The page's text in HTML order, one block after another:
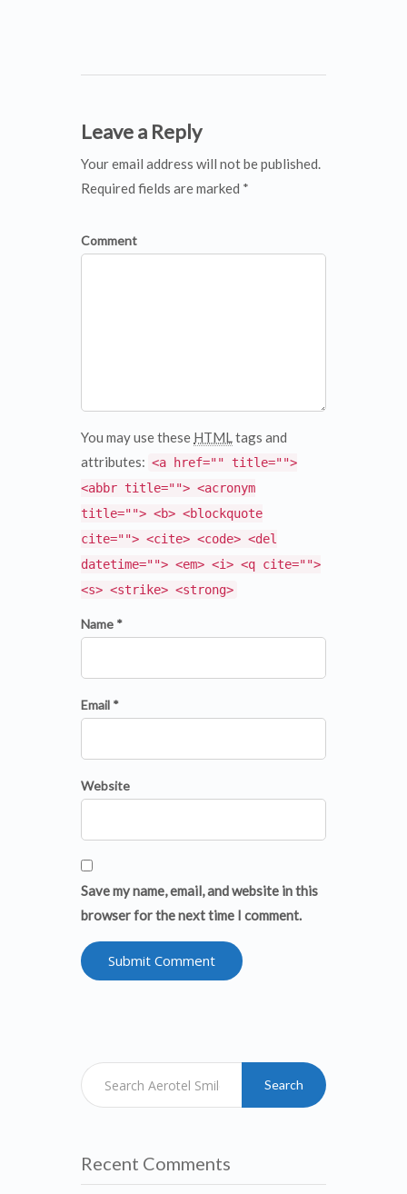
Leave a Reply
Your email address will not be published.
Required fields are marked *
Comment
You may use these HTMLtags and
attributes: <a href="" title="">
<abbr title=""> <acronym
title=""> <b> <blockquote
cite=""> <cite> <code> <del
datetime=""> <em> <i> <q cite="">
<s> <strike> <strong>
Name *
Email *
Website
Save my name, email, and website in this
browser for the next time I comment.
Search
Recent Comments